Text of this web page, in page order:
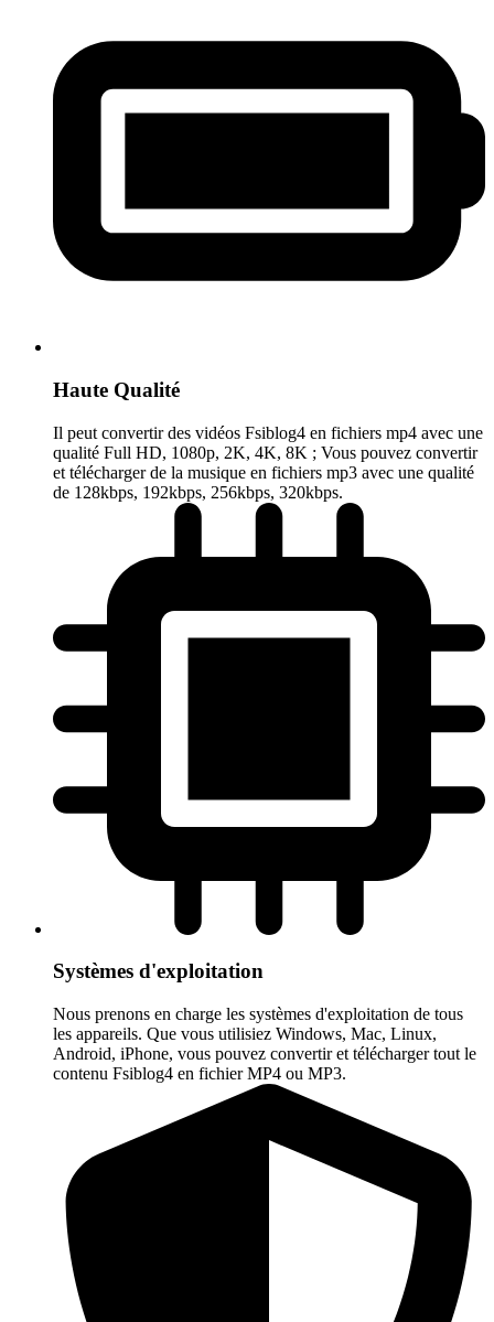
Haute Qualité
Il peut convertir des vidéos Fsiblog4 en fichiers mp4 avec une
qualité Full HD, 1080p, 2K, 4K, 8K ; Vous pouvez convertir
et télécharger de la musique en fichiers mp3 avec une qualité
de 128kbps, 192kbps, 256kbps, 320kbps.
Systèmes d'exploitation
Nous prenons en charge les systèmes d'exploitation de tous
les appareils. Que vous utilisiez Windows, Mac, Linux,
Android, iPhone, vous pouvez convertir et télécharger tout le
contenu Fsiblog4 en fichier MP4 ou MP3.